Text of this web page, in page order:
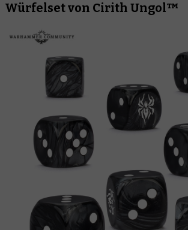
Würfelset von Cirith Ungol™